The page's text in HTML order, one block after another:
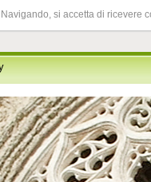
si accetta di ricevere